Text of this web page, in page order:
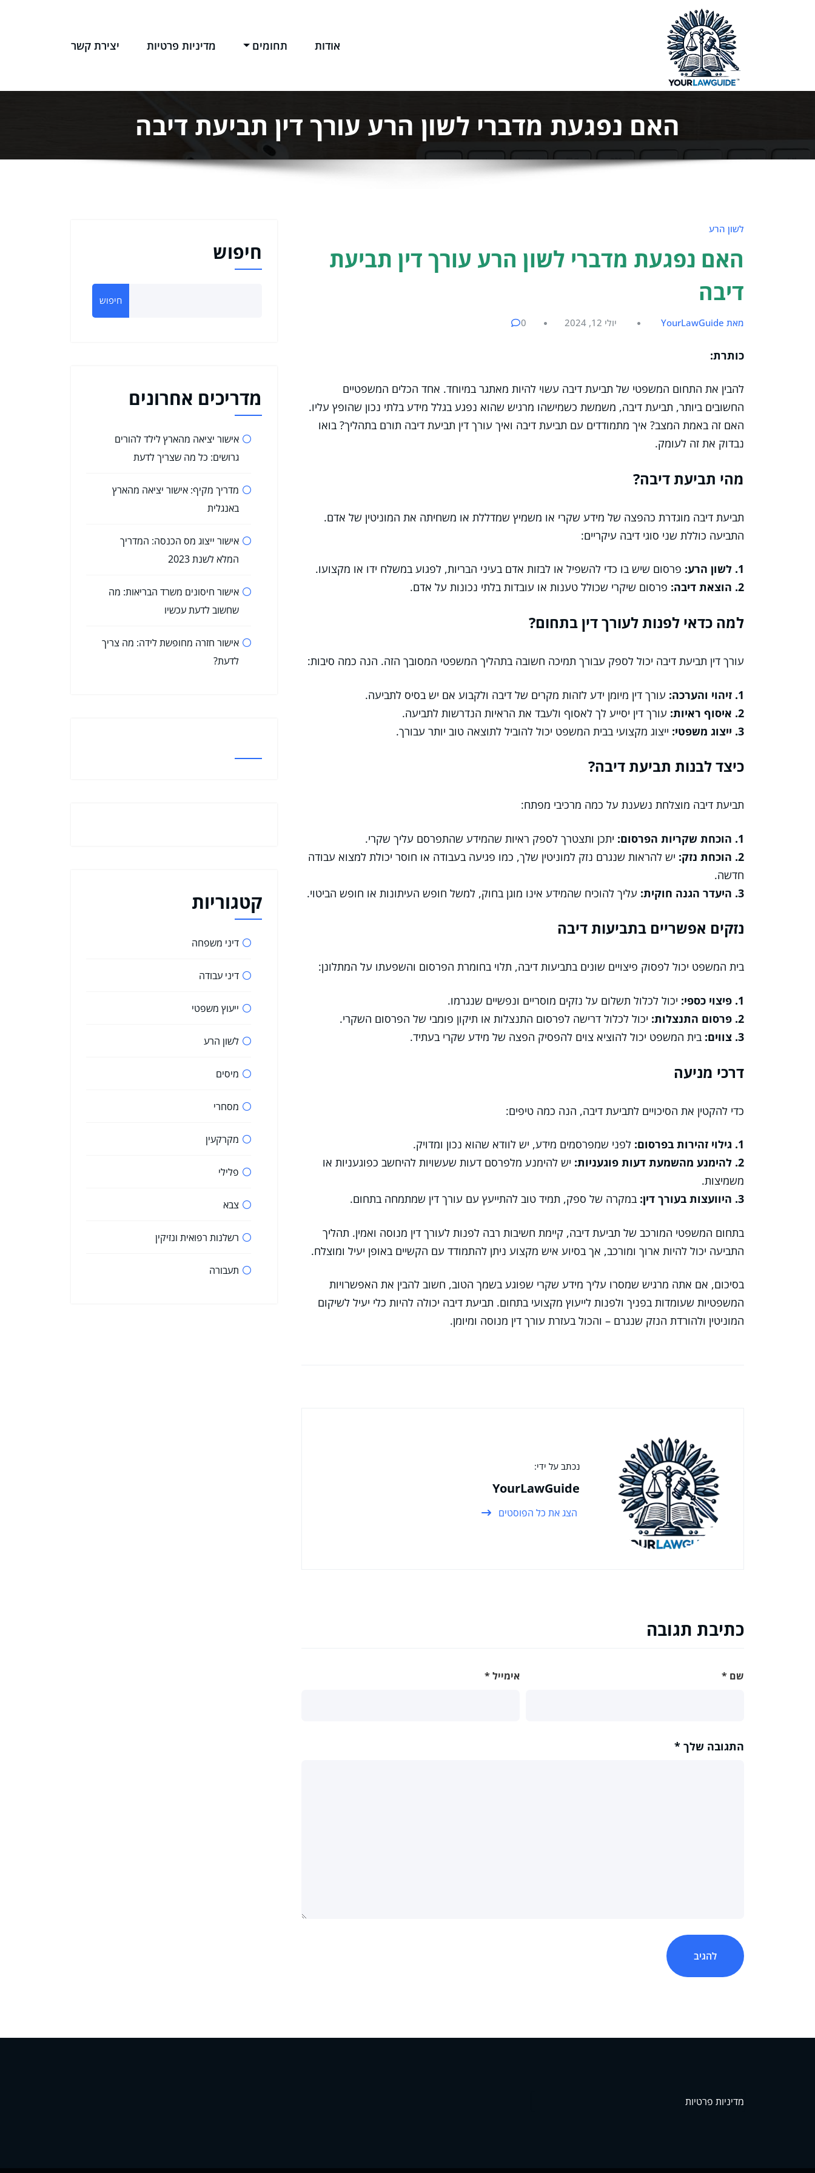
אודות תחומים מדיניות פרטיות יצירת קשר
האם נפגעת מדברי לשון הרע עורך דין תביעת דיבה
לשון הרע
האם נפגעת מדברי לשון הרע עורך דין תביעת
דיבה
מאת YourLawGuide יולי 12, 2024 0
כותרת:
להבין את התחום המשפטי של תביעת דיבה עשוי להיות מאתגר במיוחד. אחד הכלים המשפטיים
החשובים ביותר, תביעת דיבה, משמשת כשמישהו מרגיש שהוא נפגע בגלל מידע בלתי נכון שהופץ עליו.
האם זה באמת המצב? איך מתמודדים עם תביעת דיבה ואיך עורך דין תביעת דיבה תורם בתהליך? בואו
נבדוק את זה לעומק.
מהי תביעת דיבה?
תביעת דיבה מוגדרת כהפצה של מידע שקרי או משמיץ שמדללת או משחיתה את המוניטין של אדם.
התביעה כוללת שני סוגי דיבה עיקריים:
1. לשון הרע:
פרסום שיש בו כדי להשפיל או לבזות אדם בעיני הבריות, לפגוע במשלח ידו או מקצועו.
2. הוצאת דיבה:
פרסום שיקרי שכולל טענות או עובדות בלתי נכונות על אדם.
למה כדאי לפנות לעורך דין בתחום?
עורך דין תביעת דיבה יכול לספק עבורך תמיכה חשובה בתהליך המשפטי המסובך הזה. הנה כמה סיבות:
1. זיהוי והערכה:
עורך דין מיומן ידע לזהות מקרים של דיבה ולקבוע אם יש בסיס לתביעה.
2. איסוף ראיות:
עורך דין יסייע לך לאסוף ולעבד את הראיות הנדרשות לתביעה.
3. ייצוג משפטי:
ייצוג מקצועי בבית המשפט יכול להוביל לתוצאה טוב יותר עבורך.
כיצד לבנות תביעת דיבה?
תביעת דיבה מוצלחת נשענת על כמה מרכיבי מפתח:
1. הוכחת שקריות הפרסום:
יתכן ותצטרך לספק ראיות שהמידע שהתפרסם עליך שקרי.
2. הוכחת נזק:
יש להראות שנגרם נזק למוניטין שלך, כמו פגיעה בעבודה או חוסר יכולת למצוא עבודה
חדשה.
3. היעדר הגנה חוקית:
עליך להוכיח שהמידע אינו מוגן בחוק, למשל חופש העיתונות או חופש הביטוי.
נזקים אפשריים בתביעות דיבה
בית המשפט יכול לפסוק פיצויים שונים בתביעות דיבה, תלוי בחומרת הפרסום והשפעתו על המתלונן:
1. פיצוי כספי:
יכול לכלול תשלום על נזקים מוסריים ונפשיים שנגרמו.
2. פרסום התנצלות:
יכול לכלול דרישה לפרסום התנצלות או תיקון פומבי של הפרסום השקרי.
3. צווים:
בית המשפט יכול להוציא צוים להפסיק הפצה של מידע שקרי בעתיד.
דרכי מניעה
כדי להקטין את הסיכויים לתביעת דיבה, הנה כמה טיפים:
1. גילוי זהירות בפרסום:
לפני שמפרסמים מידע, יש לוודא שהוא נכון ומדויק.
2. להימנע מהשמעת דעות פוגעניות:
יש להימנע מלפרסם דעות שעשויות להיחשב כפוגעניות או
משמיצות.
3. היוועצות בעורך דין:
במקרה של ספק, תמיד טוב להתייעץ עם עורך דין שמתמחה בתחום.
בתחום המשפטי המורכב של תביעת דיבה, קיימת חשיבות רבה לפנות לעורך דין מנוסה ואמין. תהליך
התביעה יכול להיות ארוך ומורכב, אך בסיוע איש מקצוע ניתן להתמודד עם הקשיים באופן יעיל ומוצלח.
בסיכום, אם אתה מרגיש שמסרו עליך מידע שקרי שפוגע בשמך הטוב, חשוב להבין את האפשרויות
המשפטיות שעומדות בפניך ולפנות לייעוץ מקצועי בתחום. תביעת דיבה יכולה להיות כלי יעיל לשיקום
המוניטין ולהורדת הנזק שנגרם – והכול בעזרת עורך דין מנוסה ומיומן.
נכתב על ידי:
YourLawGuide
הצג את כל הפוסטים
כתיבת תגובה
שם * אימייל*
התגובה שלך *
חיפוש
חיפוש
מדריכים אחרונים
אישור יציאה מהארץ לילד להורים
גרושים: כל מה שצריך לדעת
מדריך מקיף: אישור יציאה מהארץ
באנגלית
אישור ייצוג מס הכנסה: המדריך
המלא לשנת 2023
אישור חיסונים משרד הבריאות: מה
שחשוב לדעת עכשיו
אישור חזרה מחופשת לידה: מה צריך
לדעת?
קטגוריות
דיני משפחה
דיני עבודה
ייעוץ משפטי
לשון הרע
מיסים
מסחרי
מקרקעין
פלילי
צבא
רשלנות רפואית ונזיקין
תעבורה
מדיניות פרטיות